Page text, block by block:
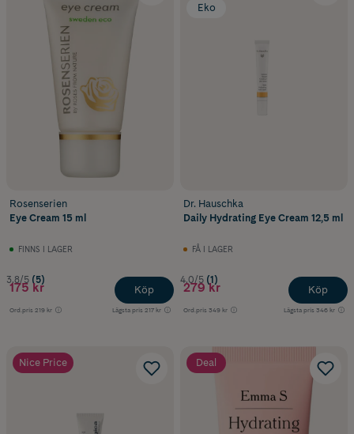
Rosenserien
Eye Cream 15 ml
FINNS I LAGER
3.8/5 (5)
175 kr
Ord.pris 219 kr Lägsta pris 217 kr
Köp
Eko
Dr. Hauschka
Daily Hydrating Eye Cream 12,5 ml
FÅ I LAGER
4.0/5 (1)
279 kr
Ord.pris 349 kr Lägsta pris 346 kr
Köp
Nice Price Deal